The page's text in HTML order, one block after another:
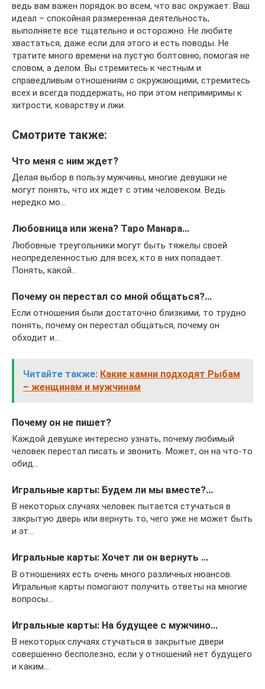
ведь вам важен порядок во всем, что вас окружает. Ваш
идеал – спокойная размеренная деятельность,
выполняете все тщательно и осторожно. Не любите
хвастаться, даже если для этого и есть поводы. Не
тратите много времени на пустую болтовню, помогая не
словом, а делом. Вы стремитесь к честным и
справедливым отношениям с окружающими, стремитесь
всех и всегда поддержать, но при этом непримиримы к
хитрости, коварству и лжи.
Смотрите также:
Что меня с ним ждет?
Делая выбор в пользу мужчины, многие девушки не
могут понять, что их ждет с этим человеком. Ведь
нередко мо…
Любовница или жена? Таро Манара…
Любовные треугольники могут быть тяжелы своей
неопределенностью для всех, кто в них попадает.
Понять, какой…
Почему он перестал со мной общаться?…
Если отношения были достаточно близкими, то трудно
понять, почему он перестал общаться, почему он
обходит и…
Читайте также: Какие камни подходят Рыбам
– женщинам и мужчинам
Почему он не пишет?
Каждой девушке интересно узнать, почему любимый
человек перестал писать и звонить. Может, он на что-то
обид…
Игральные карты: Будем ли мы вместе?…
В некоторых случаях человек пытается стучаться в
закрытую дверь или вернуть то, чего уже не может быть
и эт…
Игральные карты: Хочет ли он вернуть …
В отношениях есть очень много различных нюансов.
Игральные карты помогают получить ответы на многие
вопросы…
Игральные карты: На будущее с мужчино…
В некоторых случаях стучаться в закрытые двери
совершенно бесполезно, если у отношений нет будущего
и каким…